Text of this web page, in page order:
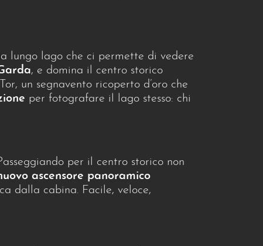
lungo lago che ci permette di vedere
, e domina il centro storico
un segnavento ricoperto d’oro che
per fotografare il lago stesso: chi
per il centro storico non
ascensore panoramico
dalla cabina. Facile, veloce,